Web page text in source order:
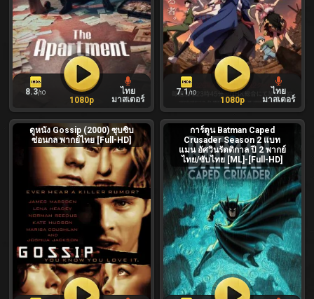
8.3/10
ไทย
มาสเตอร์
1080p
7.1/10
ไทย
มาสเตอร์
1080p
ดูหนัง Gossip (2000) ซุบซิบ
ซ่อนกล พากย์ไทย [Full-HD]
การ์ตูน Batman Caped
Crusader Season 2 แบท
แมน อัศวินรัตติกาล ปี 2 พากย์
ไทย/ซับไทย [ML]-[Full-HD]